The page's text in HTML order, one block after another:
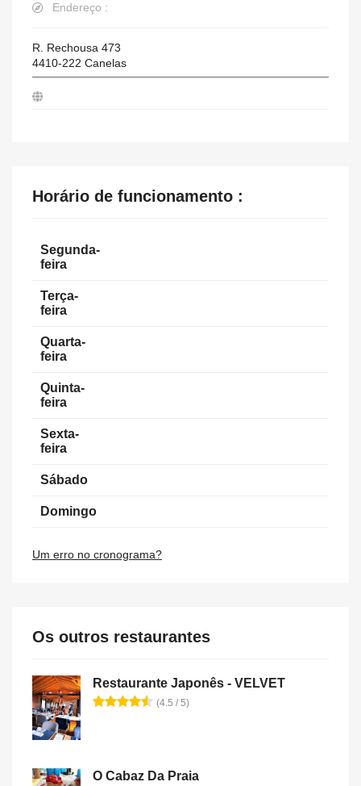
Endereço :
R. Rechousa 473
4410-222 Canelas
Horário de funcionamento :
Segunda-
feira
Terça-
feira
Quarta-
feira
Quinta-
feira
Sexta-
feira
Sábado
Domingo
Um erro no cronograma?
Os outros restaurantes
Restaurante Japonês - VELVET
(4.5 / 5)
O Cabaz Da Praia